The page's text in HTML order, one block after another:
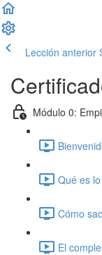
Lección anterior
Módulo 0:
Qué es
Cómo
El